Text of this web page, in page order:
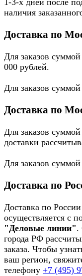
наличия
Доставка по
Для заказов
000 рублей.
Для заказов
Доставка по
Для заказов
доставки
Для заказов
Доставка по
Доставка по
осуществляется с
"Деловые линии".
города РФ
заказа. Чтобы
ваш регион,
телефону +7 (495)